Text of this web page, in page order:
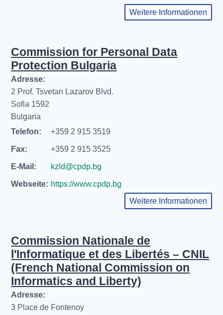
Weitere Informationen
Commission for Personal Data
Protection Bulgaria
Adresse:
2 Prof. Tsvetan Lazarov Blvd.
Sofia 1592
Bulgaria
Telefon:
+359 2 915 3519
Fax: +359 2 915 3525
E-Mail: kzld@cpdp.bg
Webseite: https://www.cpdp.bg
Weitere Informationen
Commission Nationale de
l'Informatique et des Libertés – CNIL
(French National Commission on
Informatics and Liberty)
Adresse:
3 Place de Fontenoy